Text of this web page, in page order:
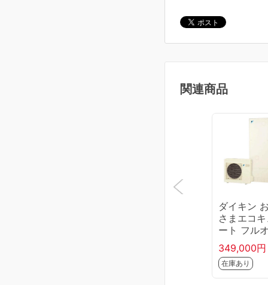
関連商品
ダイキン
さまエコ
ート フル
ト 370L
7YFPV 【
のみ】 【
き不可】
349,000円
在庫あり